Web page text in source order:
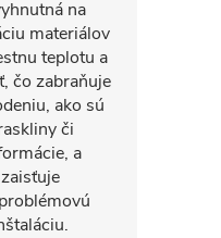
na
materiálov
teplotu a
čo zabraňuje
ako sú
či
a
zaisťuje